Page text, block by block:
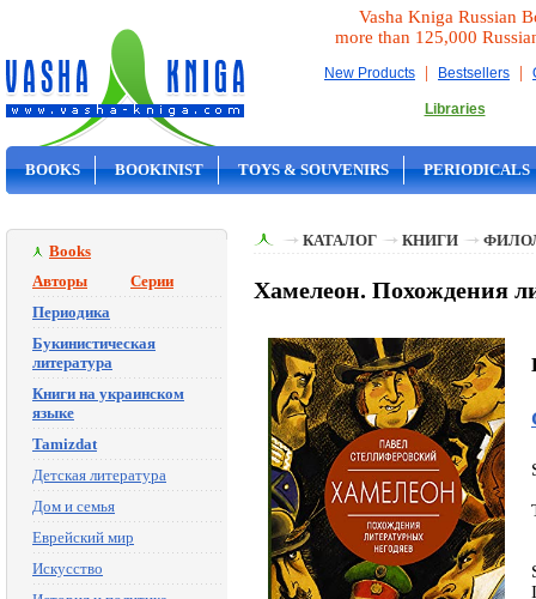
Vasha Kniga Russian
more than 125,000
New Products | Bestsellers |
Libraries
BOOKS BOOKINIST TOYS & SOUVENIRS PERIODICALS
Books
Авторы
Серии
Периодика
Букинистическая
литература
Книги на украинском
языке
Tamizdat
Детская литература
Дом и семья
Еврейский мир
Искусство
КАТАЛОГ КНИГИ
Хамелеон. Похождения